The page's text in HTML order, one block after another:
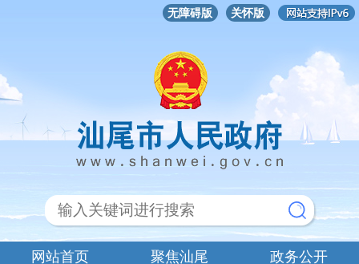
无障碍版 关怀版
网站首页 聚焦汕尾
政务公开